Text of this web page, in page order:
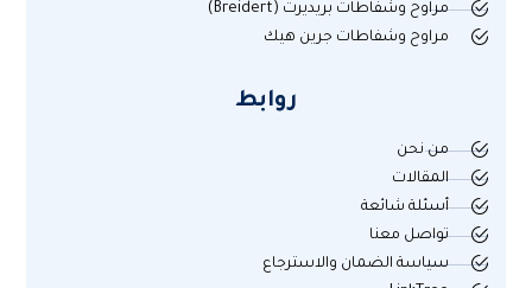
مراوح وشفاطات بريديرت (Breidert)
مراوح وشفاطات جرين هيك
روابط
من نحن
المقالات
أسئلة شائعة
تواصل معنا
سياسة الضمان والاسترجاع